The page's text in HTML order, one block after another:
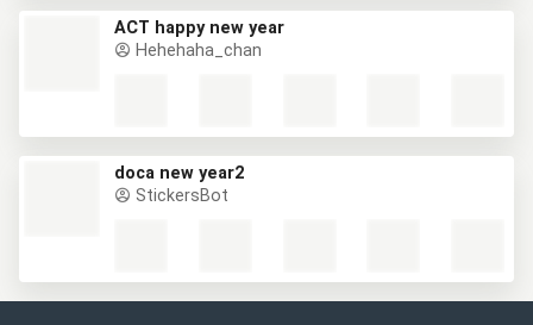
ACT happy new year
Hehehaha_chan
doca new year2
StickersBot